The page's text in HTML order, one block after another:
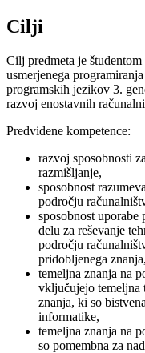
Cilji
Cilj predmeta je
usmerjenega
programskih jezikov 3.
razvoj enostavnih
Predvidene kompetence:
razvoj sposobnosti
razmišljanje,
sposobnost
področju
sposobnost uporabe
delu za reševanje
področju
pridobljenega znanja,
temeljna znanja na
vključujejo temeljna
znanja, ki so
informatike,
temeljna znanja na
so pomembna za